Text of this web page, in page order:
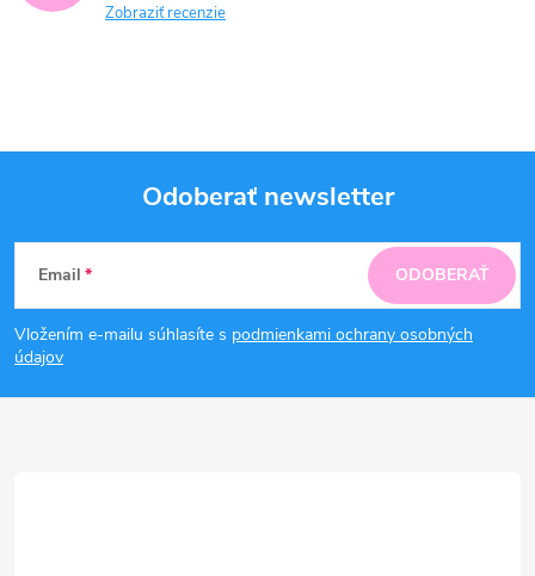
Zobraziť recenzie
Z
á
p
Odoberať newsletter
Email
Vložením e-mailu súhlasíte s podmienkami ochrany osobných
údajov
ODOBERAŤ